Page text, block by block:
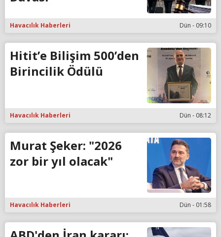
Havacılık Haberleri Dün - 09:10
Hitit’e Bilişim 500’den
Birincilik Ödülü
Havacılık Haberleri Dün - 08:12
Murat Şeker: "2026
zor bir yıl olacak"
Havacılık Haberleri Dün - 01:58